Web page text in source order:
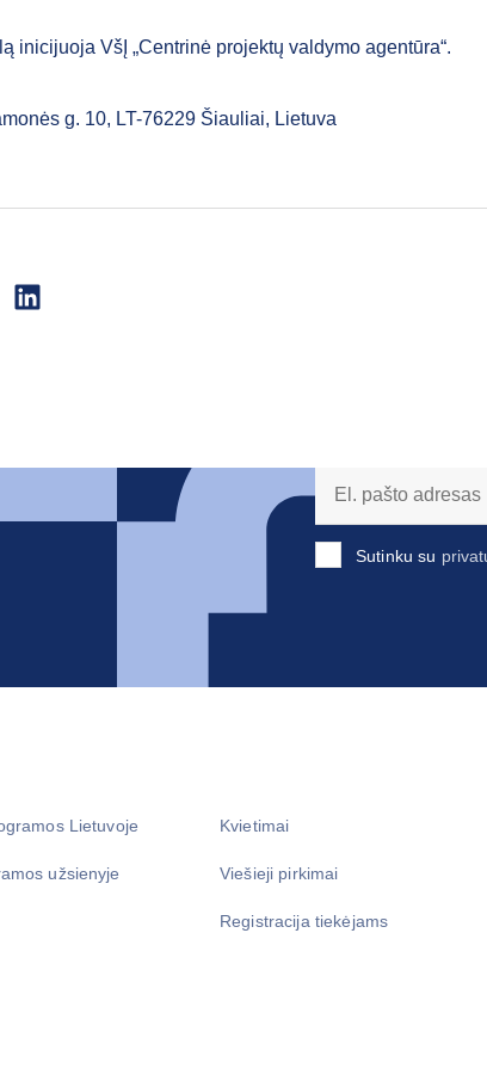
inicijuoja VšĮ „Centrinė projektų valdymo agentūra“.
g. 10, LT-76229 Šiauliai, Lietuva
Sutinku su
Lietuvoje
užsienyje
Kvietimai
Viešieji pirkimai
Registracija tiekėjams